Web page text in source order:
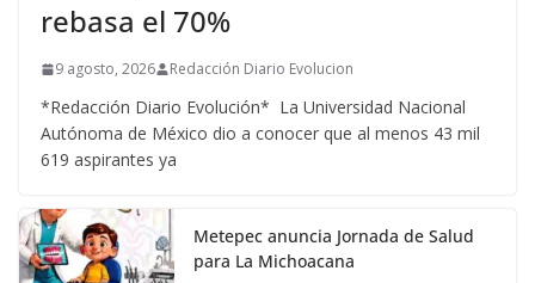
rebasa el 70%
9 agosto, 2026 Redacción Diario Evolucion
*Redacción Diario Evolución* La Universidad Nacional
Autónoma de México dio a conocer que al menos 43 mil
619 aspirantes ya
Metepec anuncia Jornada de Salud
para La Michoacana